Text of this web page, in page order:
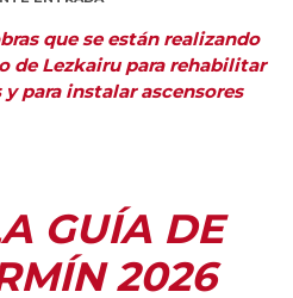
que se están realizando
de Lezkairu para rehabilitar
para instalar ascensores
GUÍA DE
2026